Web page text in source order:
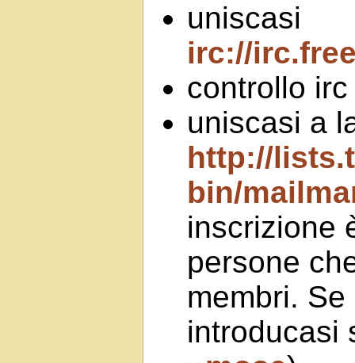
uniscasi
irc://
controllo
uniscasi a
http://
bin/
inscrizione
persone
membri.
introducasi